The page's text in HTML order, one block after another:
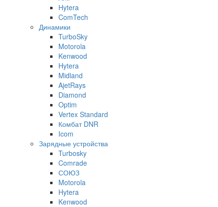
Hytera
ComTech
Динамики
TurboSky
Motorola
Kenwood
Hytera
Midland
AjetRays
Diamond
Optim
Vertex Standard
Комбат DNR
Icom
Зарядные устройства
Turbosky
Comrade
СОЮЗ
Motorola
Hytera
Kenwood